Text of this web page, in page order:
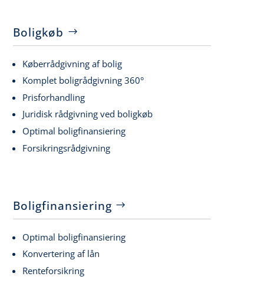
Boligkøb
Køberrådgivning af bolig
Komplet boligrådgivning 360°
Prisforhandling
Juridisk rådgivning ved boligkøb
Optimal boligfinansiering
Forsikringsrådgivning
Boligfinansiering
Optimal boligfinansiering
Konvertering af lån
Renteforsikring